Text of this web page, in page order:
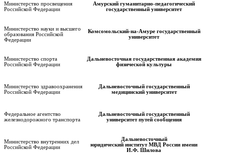
Министерство просвещения
Российской Федерации
Амурский гуманитарно-педагогический
государственный университет
Министерство науки и высшего
образования Российской
Федерации
Комсомольский-на-Амуре государственный
университет
Министерство спорта
Российской Федерации
Дальневосточная государственная академия
физической культуры
Министерство здравоохранения
Российской Федерации
Дальневосточный государственный
медицинский университет
Федеральное агентство
железнодорожного транспорта
Дальневосточный государственный
университет путей сообщения
Министерство внутренних дел
Российской Федерации
Дальневосточный
юридический институт МВД России имени
И.Ф. Шилова